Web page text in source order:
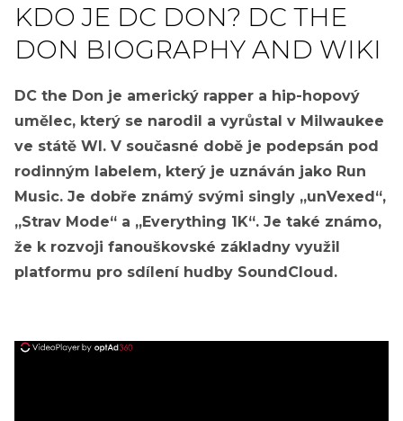
KDO JE DC DON? DC THE
DON BIOGRAPHY AND WIKI
DC the Don je americký rapper a hip-hopový
umělec, který se narodil a vyrůstal v Milwaukee
ve státě WI. V současné době je podepsán pod
rodinným labelem, který je uznáván jako Run
Music. Je dobře známý svými singly „unVexed“,
„Strav Mode“ a „Everything 1K“. Je také známo,
že k rozvoji fanouškovské základny využil
platformu pro sdílení hudby SoundCloud.